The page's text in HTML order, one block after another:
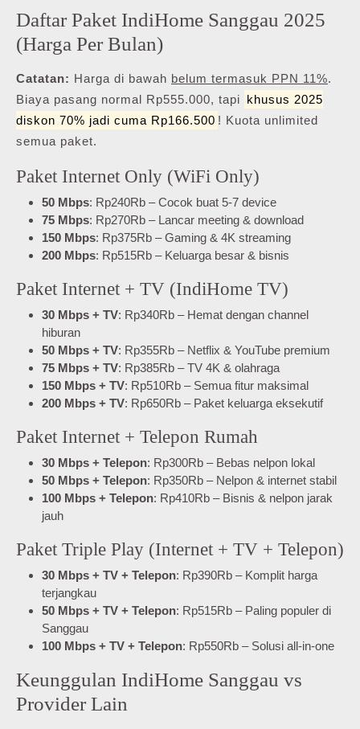
Daftar Paket IndiHome Sanggau 2025
(Harga Per Bulan)
Catatan: Harga di bawah belum termasuk PPN 11%.
Biaya pasang normal Rp555.000, tapi khusus 2025
diskon 70% jadi cuma Rp166.500 ! Kuota unlimited
semua paket.
Paket Internet Only (WiFi Only)
50 Mbps: Rp240Rb – Cocok buat 5-7 device
75 Mbps: Rp270Rb – Lancar meeting & download
150 Mbps: Rp375Rb – Gaming & 4K streaming
200 Mbps: Rp515Rb – Keluarga besar & bisnis
Paket Internet + TV (IndiHome TV)
30 Mbps + TV: Rp340Rb – Hemat dengan channel
hiburan
50 Mbps + TV: Rp355Rb – Netflix & YouTube premium
75 Mbps + TV: Rp385Rb – TV 4K & olahraga
150 Mbps + TV: Rp510Rb – Semua fitur maksimal
200 Mbps + TV: Rp650Rb – Paket keluarga eksekutif
Paket Internet + Telepon Rumah
30 Mbps + Telepon: Rp300Rb – Bebas nelpon lokal
50 Mbps + Telepon: Rp350Rb – Nelpon & internet stabil
100 Mbps + Telepon: Rp410Rb – Bisnis & nelpon jarak
jauh
Paket Triple Play (Internet + TV + Telepon)
30 Mbps + TV + Telepon: Rp390Rb – Komplit harga
terjangkau
50 Mbps + TV + Telepon: Rp515Rb – Paling populer di
Sanggau
100 Mbps + TV + Telepon: Rp550Rb – Solusi all-in-one
Keunggulan IndiHome Sanggau vs
Provider Lain